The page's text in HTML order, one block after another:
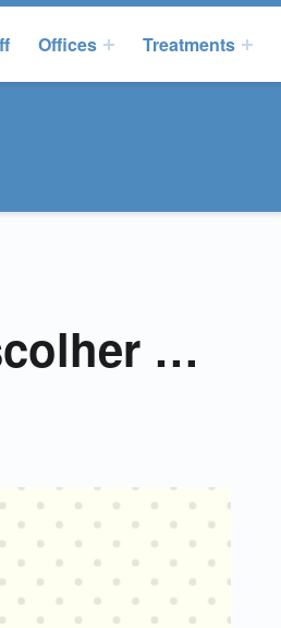
Offices Treatments
…